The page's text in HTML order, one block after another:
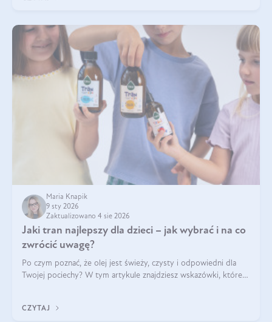
Maria Knapik
9 sty 2026
Zaktualizowano 4 sie 2026
Jaki tran najlepszy dla dzieci – jak wybrać i na co
zwrócić uwagę?
Po czym poznać, że olej jest świeży, czysty i odpowiedni dla
Twojej pociechy? W tym artykule znajdziesz wskazówki, które
CZYTAJ